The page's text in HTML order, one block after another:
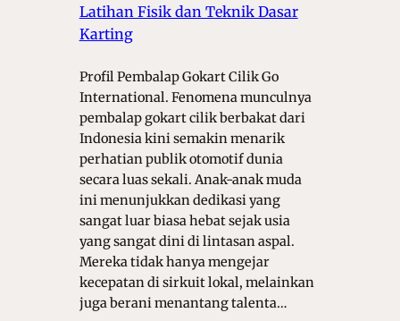
Latihan Fisik dan Teknik Dasar
Karting
Profil Pembalap Gokart Cilik Go
International. Fenomena munculnya
pembalap gokart cilik berbakat dari
Indonesia kini semakin menarik
perhatian publik otomotif dunia
secara luas sekali. Anak-anak muda
ini menunjukkan dedikasi yang
sangat luar biasa hebat sejak usia
yang sangat dini di lintasan aspal.
Mereka tidak hanya mengejar
kecepatan di sirkuit lokal, melainkan
juga berani menantang talenta…